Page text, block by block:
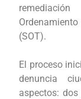
(SOT).
El proceso
denuncia
aspectos: